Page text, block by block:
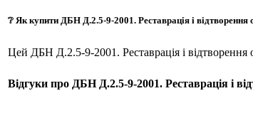
❔ Як купити ДБН Д.2.5-9-2001. Реставрація і
Цей ДБН Д.2.5-9-2001. Реставрація і
Відгуки про ДБН Д.2.5-9-2001. Реставрація і